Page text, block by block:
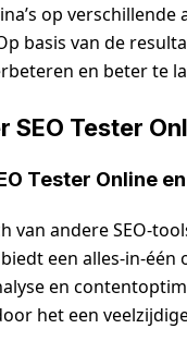
op
basis van de
en beter te
Tester
Tester Online
van andere SEO-
een alles-in-één
en
het een